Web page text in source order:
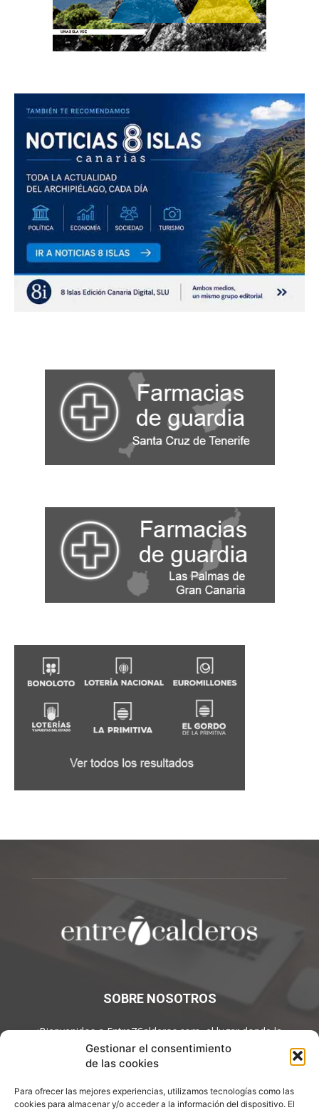
Gestionar el consentimiento
de las cookies
Para ofrecer las mejores experiencias, utilizamos tecnologías como las
cookies para almacenar y/o acceder a la información del dispositivo. El
SOBRE NOSOTROS
¡Bienvenidos a Entre7Calderos.com, el lugar donde la
gastronomía y la cultura culinaria se encuentran! Sumérgete en
un mundo de sabores y descubre artículos apasionantes.
Contáctanos:info@entre7calderos.com